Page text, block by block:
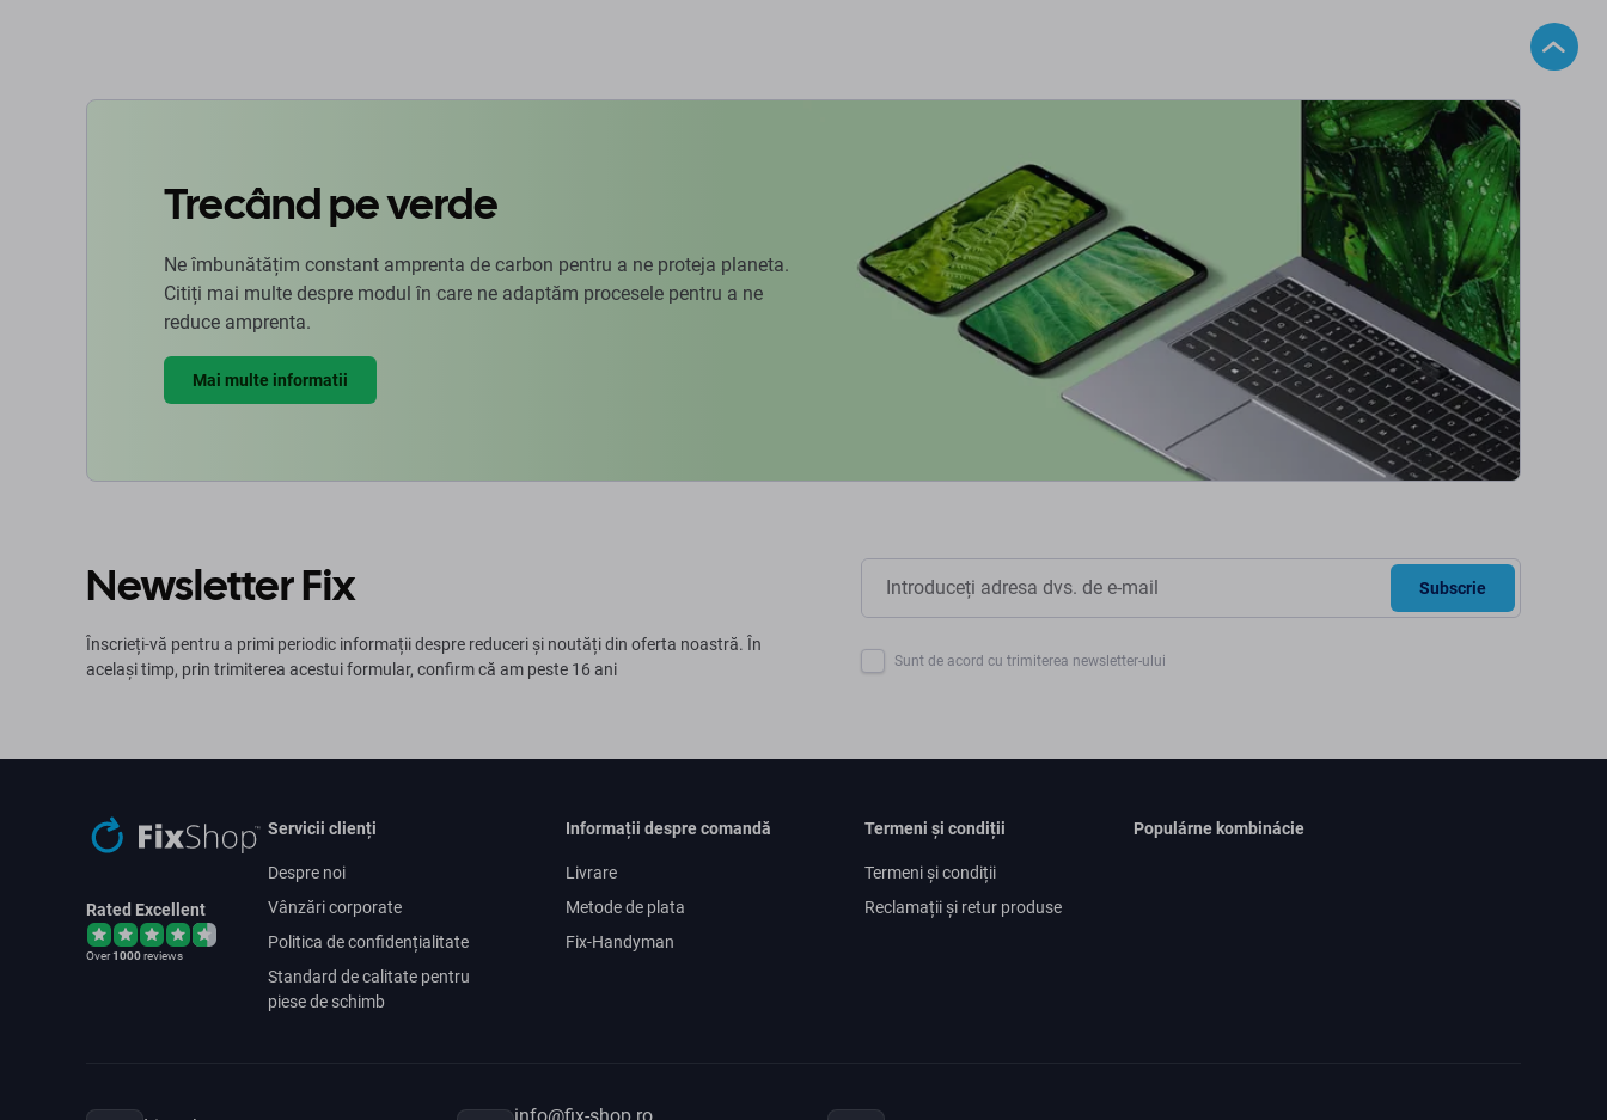
Trecând pe verde
Ne îmbunătățim constant amprenta de carbon pentru a ne proteja planeta.
Citiți mai multe despre modul în care ne adaptăm procesele pentru a ne
reduce amprenta.
Mai multe informatii
Newsletter Fix
Înscrieți-vă pentru a primi periodic informații despre reduceri și noutăți din oferta noastră. În
același timp, prin trimiterea acestui formular, confirm că am peste 16 ani
Subscrie
Sunt de acord cu trimiterea newsletter-ului
Rated Excellent
Over1000reviews
Servicii clienți
Despre noi
Vânzări corporate
Politica de confidențialitate
Standard de calitate pentru
piese de schimb
Informații despre comandă
Livrare
Metode de plata
Fix-Handyman
Termeni și condiții
Termeni și condiții
Reclamații și retur produse
Populárne kombinácie